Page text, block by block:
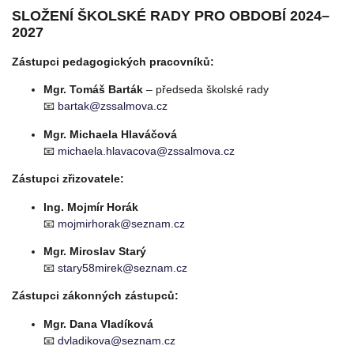
SLOŽENÍ ŠKOLSKÉ RADY PRO OBDOBÍ 2024–
2027
Zástupci pedagogických pracovníků:
Mgr. Tomáš Barták – předseda školské rady
📧 bartak@zssalmova.cz
Mgr. Michaela Hlaváčová
📧 michaela.hlavacova@zssalmova.cz
Zástupci zřizovatele:
Ing. Mojmír Horák
📧 mojmirhorak@seznam.cz
Mgr. Miroslav Starý
📧 stary58mirek@seznam.cz
Zástupci zákonných zástupců:
Mgr. Dana Vladíková
📧 dvladikova@seznam.cz